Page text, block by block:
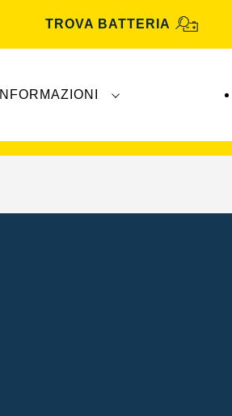
TROVA BATTERIA
INFORMAZIONI